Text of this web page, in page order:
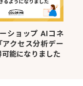
ショップ AIコネ
アクセス分析デー
可能になりました